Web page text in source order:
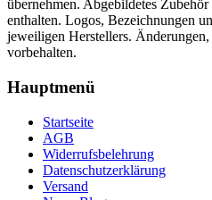
übernehmen. Abgebildetes
enthalten. Logos, Bezeichnungen
jeweiligen Herstellers.
vorbehalten.
Hauptmenü
Startseite
AGB
Widerrufsbelehrung
Datenschutzerklärung
Versand